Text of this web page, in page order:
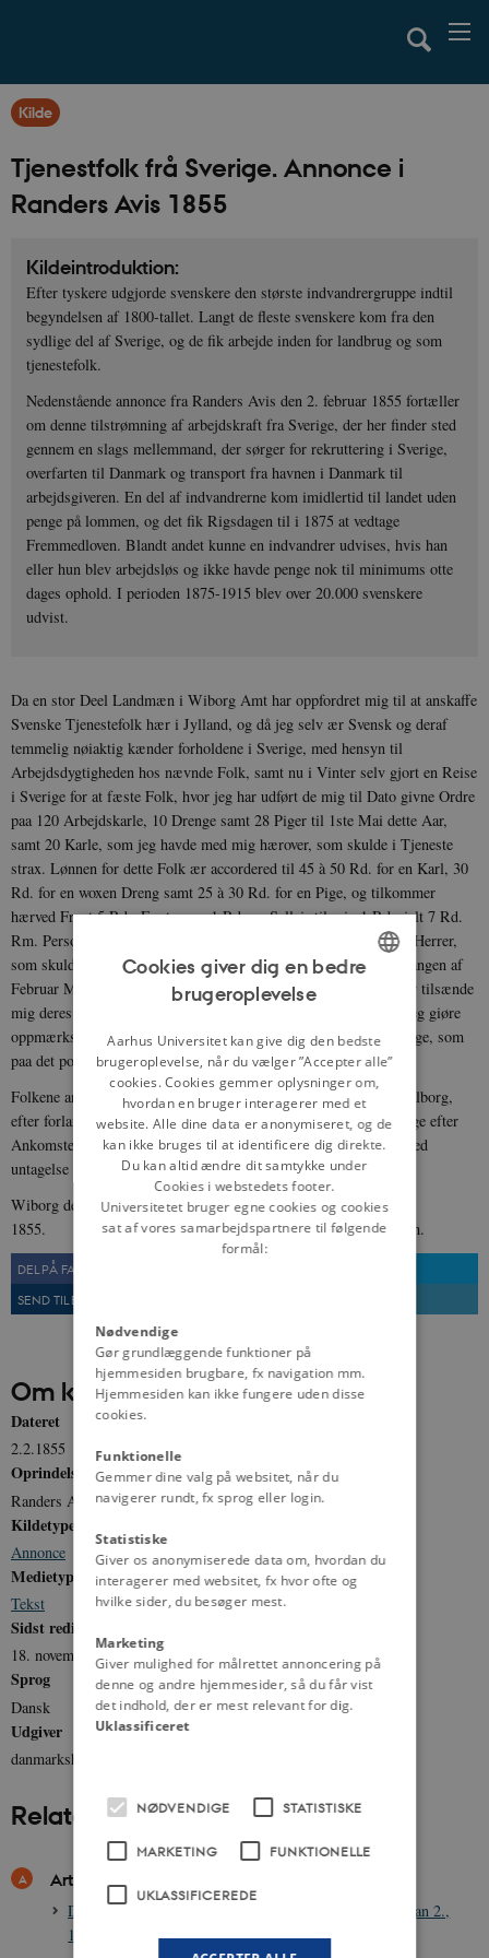
Kilde
Tjenestfolk frå Sverige. Annonce i
Randers Avis 1855
Kildeintroduktion:
Efter tyskere udgjorde svenskere den største indvandrergruppe indtil
begyndelsen af 1800-tallet. Langt de fleste svenskere kom fra den
sydlige del af Sverige, og de fik arbejde inden for landbrug og som
tjenestefolk.
Nedenstående annonce fra Randers Avis den 2. februar 1855 fortæller
om denne tilstrømning af arbejdskraft fra Sverige, der her finder sted
gennem en slags mellemmand, der sørger for rekruttering i Sverige,
overfarten til Danmark og transport fra havnen i Danmark til
arbejdsgiveren. En del af indvandrerne kom imidlertid til landet uden
penge på lommen, og det fik Rigsdagen til i 1875 at vedtage
Fremmedloven. Blandt andet kunne en indvandrer udvises, hvis han
eller hun blev arbejdsløs og ikke havde penge nok til minimums otte
dages ophold. I perioden 1875-1915 blev over 20.000 svenskere
udvist.
Da en stor Deel Landmæn i Wiborg Amt har oppfordret mig til at anskaffe
Svenske Tjenestefolk hær i Jylland, og då jeg selv ær Svensk og deraf
temmelig nøiaktig kænder forholdene i Sverige, med hensyn til
Arbejdsdygtigheden hos nævnde Folk, samt nu i Vinter selv gjort en Reise
i Sverige for at fæste Folk, hvor jeg har udført de mig til Dato givne Ordre
paa 120 Arbejdskarle, 10 Drenge samt 28 Piger til 1ste Mai dette Aar,
samt 20 Karle, som jeg havde med mig hærover, som skulde i Tjeneste
strax. Lønnen for dette Folk ær accordered til 45 à 50 Rd. for en Karl, 30
Rd. for en woxen Dreng samt 25 à 30 Rd. for en Pige, og tilkommer
hærved Fragt 5 Rd., Fæstepeng 1 Rd. og Sallair til mig 1 Rd., ialt 7 Rd.
Rm. Personen. Tillader jeg mig hærved at tilkænnegive de æred Herrer,
som skulde ønske Svenske folk, at snarest mulig og sednest udgangen af
Februar Maand i portofrie breve samt ovenskrevne Omkostninger tilsænde
mig deres Ordres, som snarest mulig skal blive udførde, og vil jeg giøre
oppmærksom paa, at jeg har en særdeles paalidelig Mand i Sverige, som
paa det pongtligste udfører de Ordres, jeg meddeler ham.
Folkene ankommer med Dampskib til Aarhuus, Randers eller Aalborg,
efter forlangende af Reqvirenten, og bliver Folkene umiddelbarlige efter
Ankomsten til deres Stationer sænde til bestæmmelsesstædet, med
untagelse af Pigerne, som skal afhentes.
Wiborg den 31te Januar
1855. J.C. Busch.
DEL PÅ FACEBOOK
SEND TIL EN VEN
Om kilden
Dateret
2.2.1855
Oprindelse
Randers Avis d. 2.2.1855
Kildetype
Annonce
Medietype
Tekst
Sidst redigeret
18. november 2011
Sprog
Dansk
Udgiver
danmarkshistorien.dk
Relateret indhold
Artikler
Den nederlandske indvandring til Amager under Christian 2.,
1515-1521
DANISH
Cookies giver dig en bedre
brugeroplevelse
Aarhus Universitet kan give dig den bedste
brugeroplevelse, når du vælger ”Accepter alle”
cookies. Cookies gemmer oplysninger om,
hvordan en bruger interagerer med et
website. Alle dine data er anonymiseret, og de
kan ikke bruges til at identificere dig direkte.
Du kan altid ændre dit samtykke under
Cookies i webstedets footer.
Universitetet bruger egne cookies og cookies
sat af vores samarbejdspartnere til følgende
formål:
Nødvendige
Gør grundlæggende funktioner på
hjemmesiden brugbare, fx navigation mm.
Hjemmesiden kan ikke fungere uden disse
cookies.
Funktionelle
Gemmer dine valg på websitet, når du
navigerer rundt, fx sprog eller login.
Statistiske
Giver os anonymiserede data om, hvordan du
interagerer med websitet, fx hvor ofte og
hvilke sider, du besøger mest.
Marketing
Giver mulighed for målrettet annoncering på
denne og andre hjemmesider, så du får vist
det indhold, der er mest relevant for dig.
Uklassificeret
NØDVENDIGE STATISTISKE
MARKETING FUNKTIONELLE
UKLASSIFICEREDE